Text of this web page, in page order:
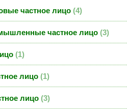
частное лицо 4
частное лицо 3
1
лицо 1
лицо 3